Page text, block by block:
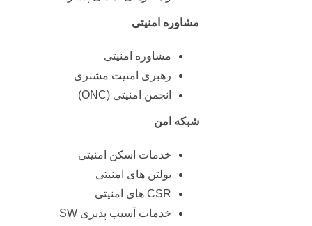
مشاوره امنیتی
مشاوره امنیتی
رهبری امنیت مشتری
انجمن امنیتی (ONC)
شبکه امن
خدمات اسکن امنیتی
بولتن های امنیتی
CSR های امنیتی
خدمات آسیب پذیری SW